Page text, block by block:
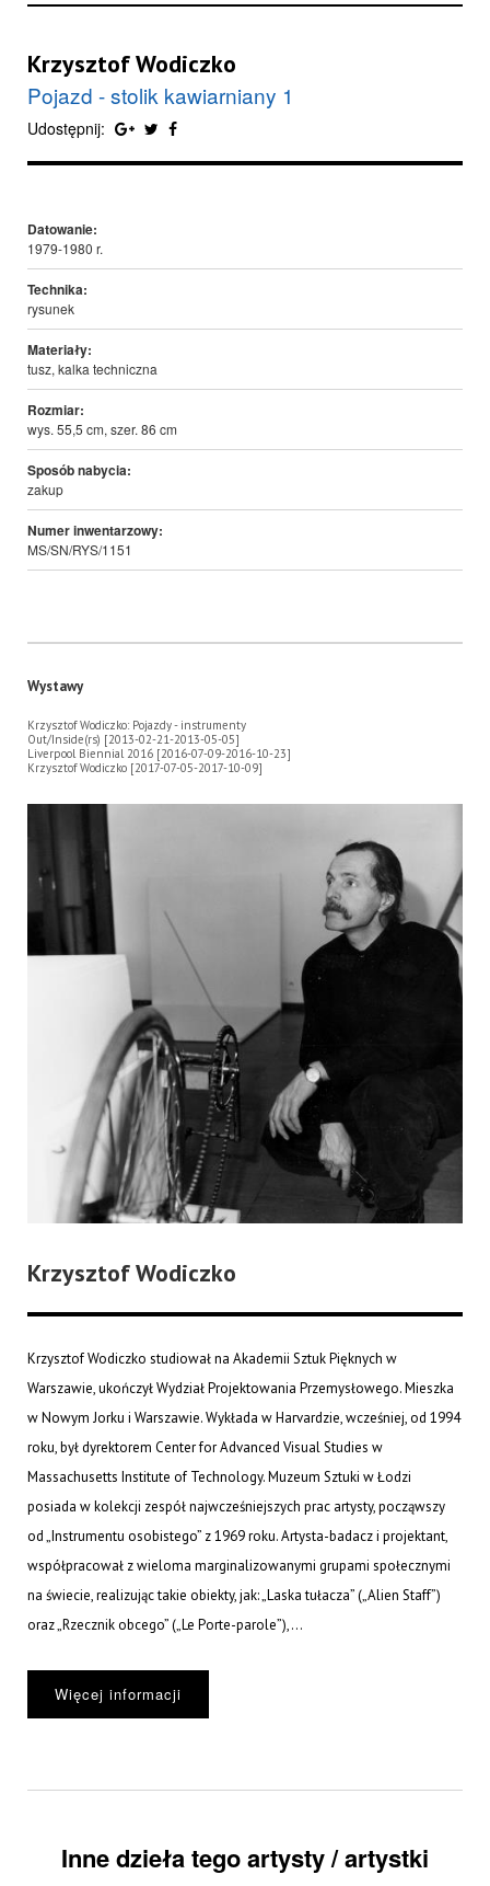
Krzysztof Wodiczko
Pojazd - stolik kawiarniany 1
Udostępnij:
Datowanie:
1979-1980 r.
Technika:
rysunek
Materiały:
tusz, kalka techniczna
Rozmiar:
wys. 55,5 cm, szer. 86 cm
Sposób nabycia:
zakup
Numer inwentarzowy:
MS/SN/RYS/1151
Wystawy
Krzysztof Wodiczko: Pojazdy - instrumenty
Out/Inside(rs) [2013-02-21-2013-05-05]
Liverpool Biennial 2016 [2016-07-09-2016-10-23]
Krzysztof Wodiczko [2017-07-05-2017-10-09]
Krzysztof Wodiczko
Krzysztof Wodiczko studiował na Akademii Sztuk Pięknych w
Warszawie, ukończył Wydział Projektowania Przemysłowego. Mieszka
w Nowym Jorku i Warszawie. Wykłada w Harvardzie, wcześniej, od 1994
roku, był dyrektorem Center for Advanced Visual Studies w
Massachusetts Institute of Technology. Muzeum Sztuki w Łodzi
posiada w kolekcji zespół najwcześniejszych prac artysty, począwszy
od „Instrumentu osobistego” z 1969 roku. Artysta-badacz i projektant,
współpracował z wieloma marginalizowanymi grupami społecznymi
na świecie, realizując takie obiekty, jak: „Laska tułacza” („Alien Staff”)
oraz „Rzecznik obcego” („Le Porte-parole”),...
Więcej informacji
Inne dzieła tego artysty / artystki